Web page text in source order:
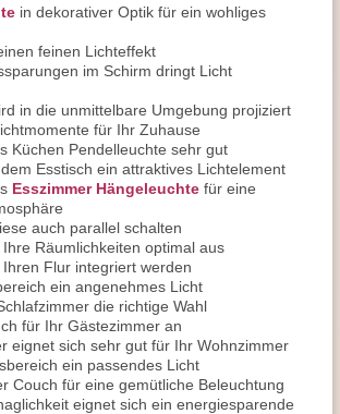
in dekorativer Optik für ein wohliges
feinen Lichteffekt
im Schirm dringt Licht
in die unmittelbare Umgebung projiziert
für Ihr Zuhause
Küchen Pendelleuchte sehr gut
Esstisch ein attraktives Lichtelement
Esszimmer Hängeleuchte für eine
auch parallel schalten
Räumlichkeiten optimal aus
Flur integriert werden
ein angenehmes Licht
die richtige Wahl
für Ihr Gästezimmer an
eignet sich sehr gut für Ihr Wohnzimmer
ein passendes Licht
Couch für eine gemütliche Beleuchtung
eignet sich ein energiesparende